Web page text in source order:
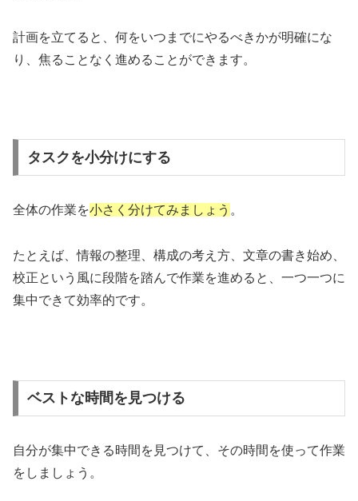
計画を立てると、何をいつまでにやるべきかが明確にな
り、焦ることなく進めることができます。
タスクを小分けにする
全体の作業を小さく分けてみましょう 。
たとえば、情報の整理、構成の考え方、文章の書き始め、
校正という風に段階を踏んで作業を進めると、一つ一つに
集中できて効率的です。
ベストな時間を見つける
自分が集中できる時間を見つけて、その時間を使って作業
をしましょう。